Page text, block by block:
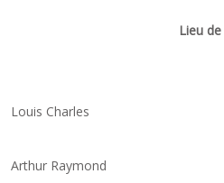
Lieu
Louis Charles
Arthur Raymond